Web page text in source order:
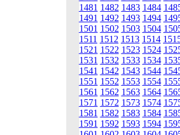
1481 1482 1483 1484
1491 1492 1493 1494
1501 1502 1503 1504
1511 1512 1513 1514
1521 1522 1523 1524
1531 1532 1533 1534
1541 1542 1543 1544
1551 1552 1553 1554
1561 1562 1563 1564
1571 1572 1573 1574
1581 1582 1583 1584
1591 1592 1593 1594